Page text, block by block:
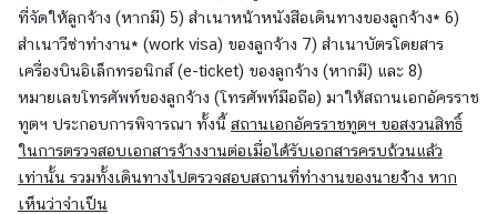
า
ว
|
N
e
w
s
ที่จัดให้ลูกจ้าง (หากมี) 5) สำเนาหน้าหนังสือเดินทางของลูกจ้าง* 6)
สำเนาวีซ่าทำงาน* (work visa) ของลูกจ้าง 7) สำเนาบัตรโดยสาร
เครื่องบินอิเล็กทรอนิกส์ (e-ticket) ของลูกจ้าง (หากมี) และ 8)
หมายเลขโทรศัพท์ของลูกจ้าง (โทรศัพท์มือถือ) มาให้สถานเอกอัครราช
ทูตฯ ประกอบการพิจารณา ทั้งนี้ สถานเอกอัครราชทูตฯ ขอสงวนสิทธิ์
ในการตรวจสอบเอกสารจ้างงานต่อเมื่อได้รับเอกสารครบถ้วนแล้ว
เท่านั้น รวมทั้งเดินทางไปตรวจสอบสถานที่ทำงานของนายจ่้าง หาก
เห็นว่าจำเป็น